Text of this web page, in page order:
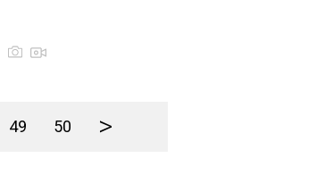
49 50 >